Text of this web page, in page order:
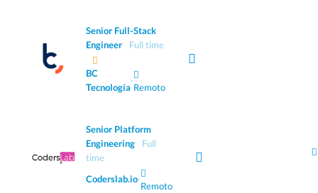
Senior Full-Stack
Engineer
Full time
BC
Tecnología
·
Remoto
Senior Platform
Engineering
Full
time
Coderslab.io·
Remoto